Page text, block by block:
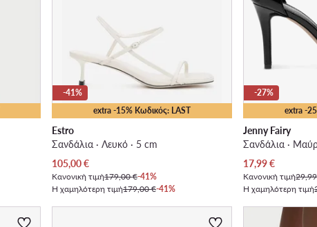
extra -15% Κωδικός: LAST
-41%
Estro
Σανδάλια · Λευκό · 5 cm
Τρέχουσα τιμή
105,00€
Κανονική τιμή179,00 €-41%
Η χαμηλότερη τιμή179,00 €-41%
extra -
-27%
Jenny Fairy
Σανδάλια ·
Τρέχουσα τιμή
17,99€
Κανονική τιμή
Η χαμηλότερη τιμή